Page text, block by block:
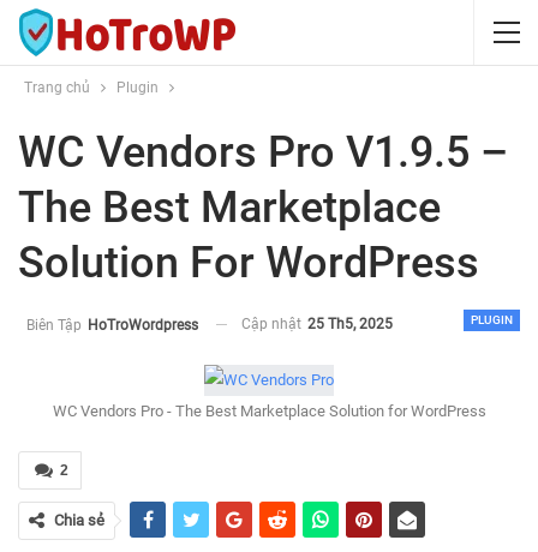
Trang chủ Plugin
WC Vendors Pro V1.9.5 –
The Best Marketplace
Solution For WordPress
PLUGIN
Biên Tập HoTroWordpress Cập nhật 25 Th5, 2025
WC Vendors Pro - The Best Marketplace Solution for WordPress
2
Chia sẻ